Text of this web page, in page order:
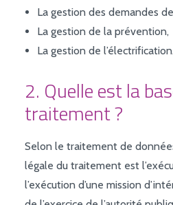
La gestion des demandes
La gestion de la prévention,
La gestion de
2. Quelle est la
traitement ?
Selon le traitement de
légale du traitement est
l’exécution d’une mission